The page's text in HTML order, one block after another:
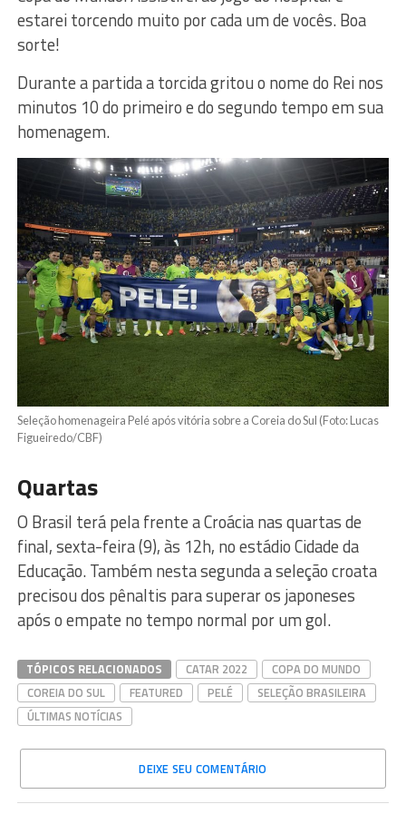
estarei torcendo muito por cada um de vocês. Boa
sorte!
Durante a partida a torcida gritou o nome do Rei nos
minutos 10 do primeiro e do segundo tempo em sua
homenagem.
Seleção homenageira Pelé após vitória sobre a Coreia do Sul (Foto: Lucas
Figueiredo/CBF)
Quartas
O Brasil terá pela frente a Croácia nas quartas de
final, sexta-feira (9), às 12h, no estádio Cidade da
Educação. Também nesta segunda a seleção croata
precisou dos pênaltis para superar os japoneses
após o empate no tempo normal por um gol.
TÓPICOS RELACIONADOS CATAR 2022
COPA DO MUNDO
COREIA DO SUL
FEATURED PELÉ
SELEÇÃO BRASILEIRA
ÚLTIMAS NOTÍCIAS
DEIXE SEU COMENTÁRIO